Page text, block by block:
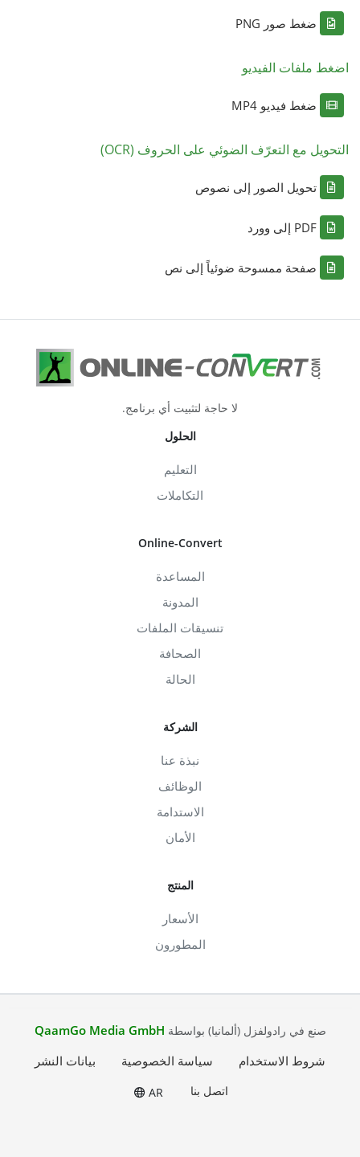
ضغط صور PNG
اضغط ملفات الفيديو
ضغط فيديو MP4
التحويل مع التعرّف الضوئي على الحروف (OCR)
تحويل الصور إلى نصوص
PDF إلى وورد
صفحة ممسوحة ضوئياً إلى نص
لا حاجة لتثبيت أي برنامج.
الحلول
التعليم
التكاملات
Online-Convert
المساعدة
المدونة
تنسيقات الملفات
الصحافة
الحالة
الشركة
نبذة عنا
الوظائف
الاستدامة
الأمان
المنتج
الأسعار
المطورون
صنع في رادولفزل (ألمانيا) بواسطة QaamGo Media GmbH
شروط الاستخدام
سياسة الخصوصية بيانات النشر
اتصل بنا AR